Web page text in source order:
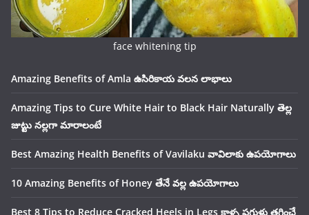
face whitening tip
Amazing Benefits of Amla ఉసిరికాయ వలన లాభాలు
Amazing Tips to Cure White Hair to Black Hair Naturally తెల్ల
జుట్టు నల్లగా మారాలంటే
Best Amazing Health Benefits of Vavilaku వావిలాకు ఉపయోగాలు
10 Amazing Benefits of Honey తేనే వల్ల ఉపయోగాలు
Best 8 Tips to Reduce Cracked Heels in Legs కాళ్ళ పగుళ్లు తగ్గించే